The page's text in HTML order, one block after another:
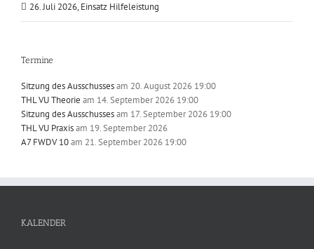
26. Juli 2026, Einsatz Hilfeleistung
Termine
Sitzung des Ausschussesam 20. August 2026 19:00
THL VU Theorie am 14. September 2026 19:00
Sitzung des Ausschussesam 17. September 2026 19:00
THL VU Praxisam 19. September 2026
A7 FWDV 10am 21. September 2026 19:00
KALENDER